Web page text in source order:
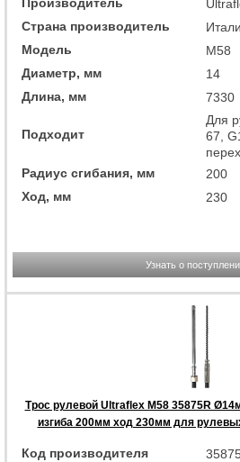
Страна производитель
Модель
M58
Диаметр, мм
14
Длина, мм
7330
Подходит
Для
67,
Радиус сгибания, мм
200
Ход, мм
230
Узнать о
Трос рулевой Ultraflex M58 35875R
изгиба 200мм ход 230мм для
Код производителя